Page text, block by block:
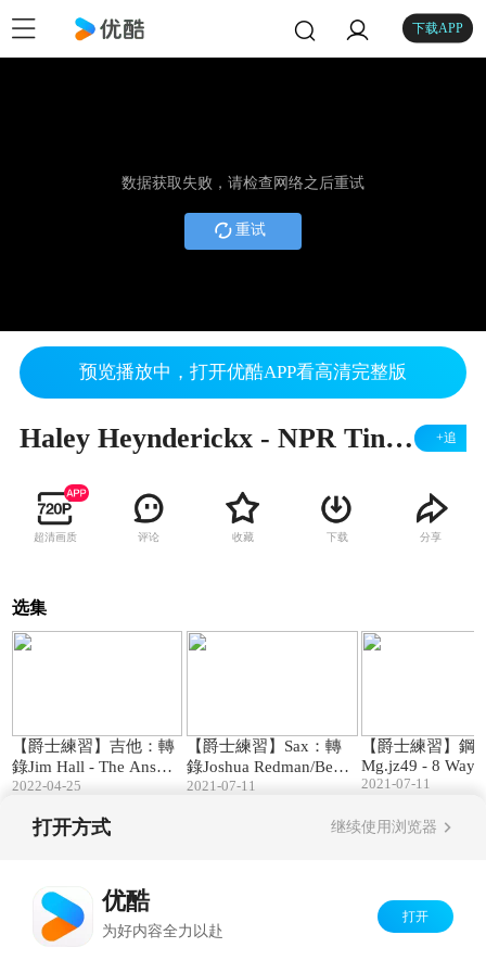
下载APP
数据获取失败，请检查网络之后重试
重试
预览播放中，打开优酷APP看高清完整版
Haley Heynderickx - NPR Tiny Desk Concert, 2018 民謠 +追
超清画质 评论 收藏 下载 分享
选集
【爵士練習】吉他：轉
錄Jim Hall - The Answer
is Yes
2022-04-25
【爵士練習】Sax：轉
錄Joshua Redman/Ben
Wendel - The Seasons..F
2021-07-11
【爵士練習】鋼
Mg.jz49 - 8 Ways
ctice Major Scales
2021-07-11
打开方式 继续使用浏览器
优酷
为好内容全力以赴
打开